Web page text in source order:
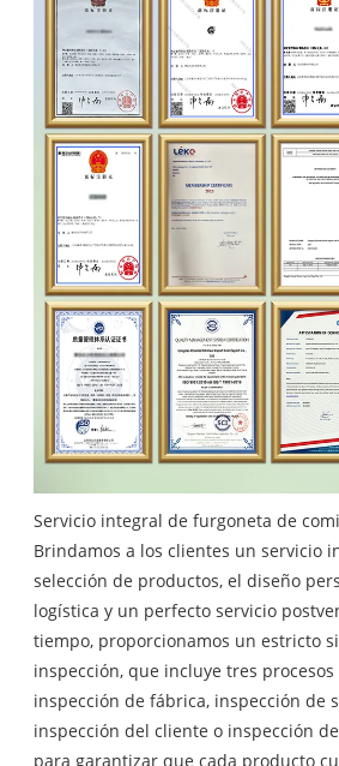
Servicio integral de furgoneta de
Brindamos a los clientes un servicio
selección de productos, el diseño
logística y un perfecto servicio
tiempo, proporcionamos un estricto
inspección, que incluye tres
inspección de fábrica, inspección de
inspección del cliente o inspección
para garantizar que cada producto